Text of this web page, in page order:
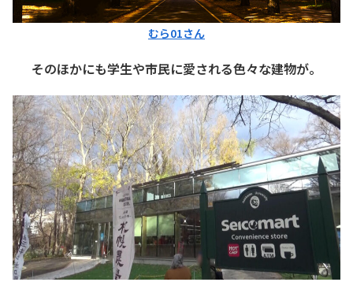
むら01さん
そのほかにも学生や市民に愛される色々な建物が。